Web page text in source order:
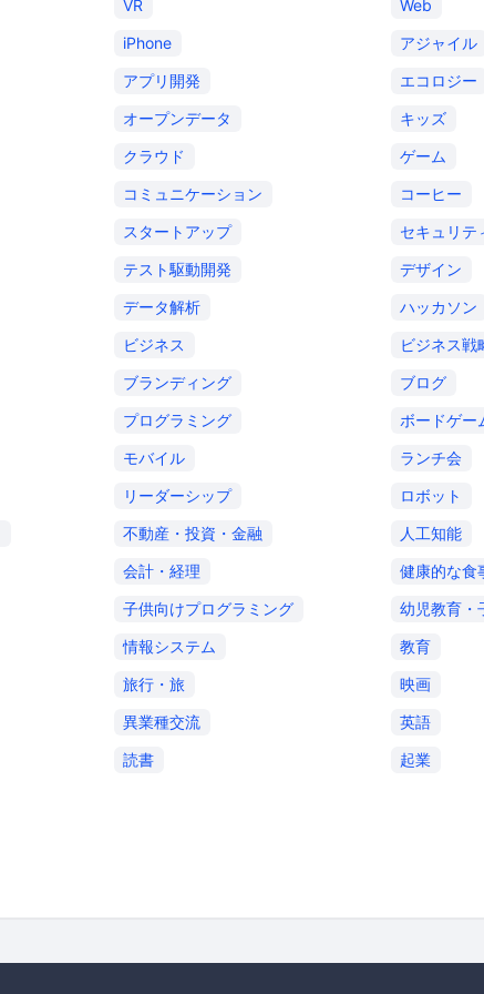
VR
Web
iPhone
アジャイル
アプリ開発
エコロジー
オープンデータ
キッズ
クラウド
ゲーム
コミュニケーション
コーヒー
スタートアップ
セキュリテ
テスト駆動開発
デザイン
データ解析
ハッカソン
ビジネス
ビジネス戦
ブランディング
ブログ
プログラミング
ボードゲー
モバイル
ランチ会
リーダーシップ
ロボット
不動産・投資・金融
人工知能
会計・経理
健康的な食
子供向けプログラミング
幼児教育・
情報システム
教育
旅行・旅
映画
異業種交流
英語
読書
起業